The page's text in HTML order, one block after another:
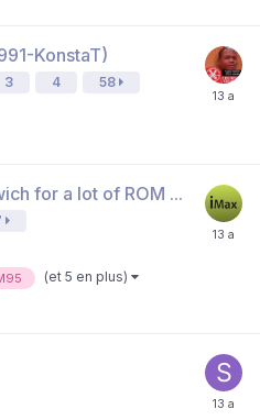
KonstaT)
3 4 58
for a lot of ROM ...
(et 5 en plus)